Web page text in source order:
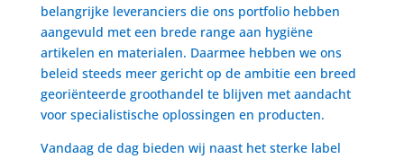
belangrijke leveranciers die ons portfolio hebben
aangevuld met een brede range aan hygiëne
artikelen en materialen. Daarmee hebben we ons
beleid steeds meer gericht op de ambitie een breed
georiënteerde groothandel te blijven met aandacht
voor specialistische oplossingen en producten.
Vandaag de dag bieden wij naast het sterke label